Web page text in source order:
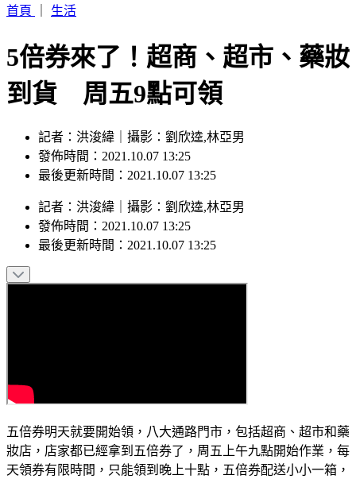
狀
5倍券來了！超商、超市、藥妝
到貨 周五9點可領
記者：洪浚緯｜攝影：劉欣逵,林亞男
發佈時間：2021.10.07 13:25
記者：洪浚緯｜ 攝影：劉欣逵,林亞男
發佈時間：2021.10.07 13:25
五倍券明天就要開始領，八大通路門市，包括超商、超市和藥
妝店，店家都已經拿到五倍券了，周五上午九點開始作業，每